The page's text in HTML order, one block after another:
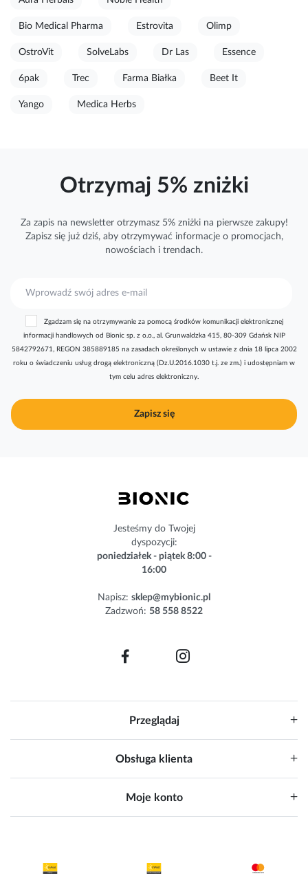
Bio Medical Pharma Estrovita Olimp
OstroVit SolveLabs Dr Las Essence
6pak Trec Farma Białka Beet It
Yango Medica Herbs
Otrzymaj 5% zniżki
Za zapis na newsletter otrzymasz 5% zniżki na pierwsze zakupy!
Zapisz się już dziś, aby otrzymywać informacjeo promocjach,
nowościach i trendach.
r
y
j
n
Zapisz się
Zgadzam się na otrzymywanie za pomocą środków komunikacji elektronicznej
informacji handlowych od Bionic sp. z o.o., al. Grunwaldzka 415, 80-309 Gdańsk NIP
5842792671, REGON 385889185 na zasadach określonych w ustawie z dnia 18 lipca 2002
roku o świadczeniu usług drogą elektroniczną (Dz.U.2016.1030 t.j. ze zm.) i udostępniam w
tym celu adres elektroniczny.
Jesteśmy do Twojej
dyspozycji:
poniedziałek - piątek 8:00 -
16:00
Napisz: sklep@mybionic.pl
Zadzwoń: 58 558 8522
Przeglądaj
Obsługa klienta
Moje konto